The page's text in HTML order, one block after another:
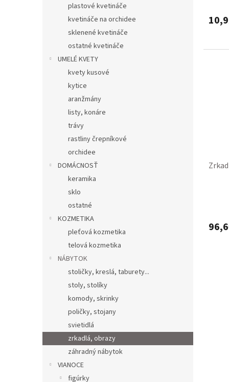
plastové kvetináče
kvetináče na orchidee
sklenené kvetináče
ostatné kvetináče
UMELÉ KVETY
kvety kusové
kytice
aranžmány
listy, konáre
trávy
rastliny črepníkové
orchidee
DOMÁCNOSŤ
keramika
sklo
ostatné
KOZMETIKA
pleťová kozmetika
telová kozmetika
NÁBYTOK
stoličky, kreslá, taburety...
stoly, stolíky
komody, skrinky
poličky, stojany
svietidlá
zrkadlá, obrazy
záhradný nábytok
VIANOCE
figúrky